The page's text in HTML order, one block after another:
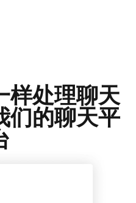
样处理聊天
们的聊天平